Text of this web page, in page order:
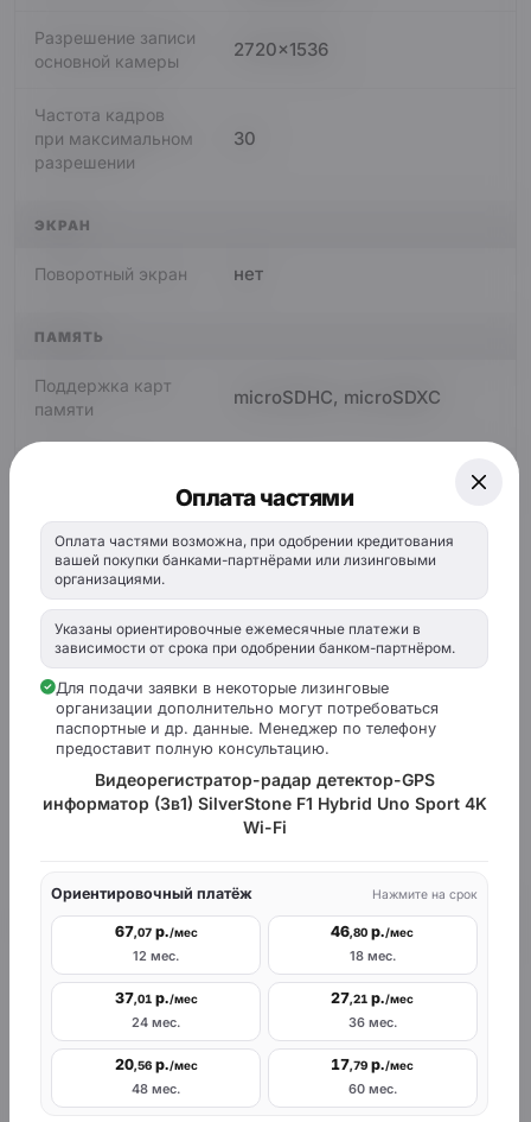
Разрешение записи
основной камеры
2720x1536
Частота кадров
при максимальном
разрешении
30
ЭКРАН
Поворотный экран нет
ПАМЯТЬ
Поддержка карт
памяти
microSDHC, microSDXC
Возможность
подключения
внешних камер
есть
Wi-Fi есть
USB есть
HDMI нет
Bluetooth нет
ФУНКЦИОНАЛЬНЫЕ ОСОБЕННОСТИ
Пульт
дистанционного
нет
Оплата частями
Оплата частями возможна, при одобрении кредитования
вашей покупки банками-партнёрами или лизинговыми
организациями.
Указаны ориентировочные ежемесячные платежи в
зависимости от срока при одобрении банком-партнёром.
Для подачи заявки в некоторые лизинговые
организации дополнительно могут потребоваться
паспортные и др. данные. Менеджер по телефону
предоставит полную консультацию.
Видеорегистратор-радар детектор-GPS
информатор (3в1) SilverStone F1 Hybrid Uno Sport 4K
Wi-Fi
Ориентировочный платёж Нажмите на срок
67,07р./мес
12 мес.
46,80 р./мес
18 мес.
37,01р./мес
24 мес.
27,21 р./мес
36 мес.
20,56р./мес
48 мес.
17,79 р./мес
60 мес.